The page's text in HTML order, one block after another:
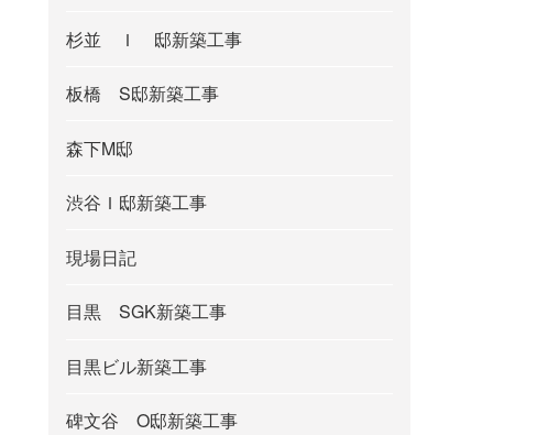
杉並 Ｉ 邸新築工事
板橋 S邸新築工事
森下M邸
渋谷Ｉ邸新築工事
現場日記
目黒 SGK新築工事
目黒ビル新築工事
碑文谷 O邸新築工事